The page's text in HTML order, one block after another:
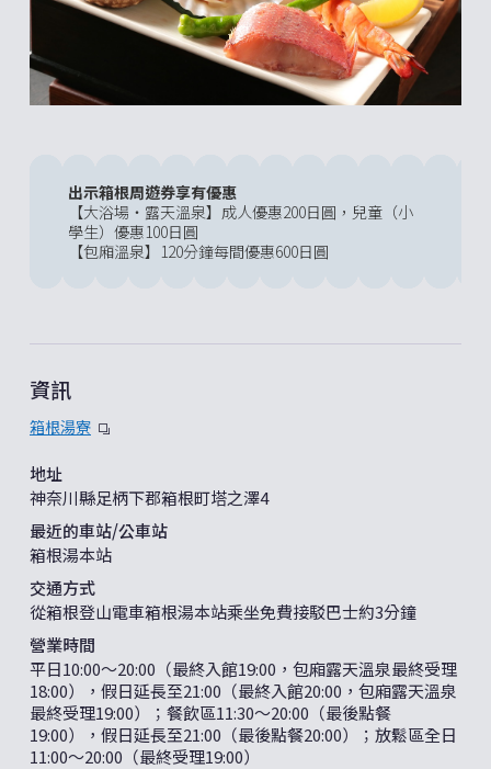
出示箱根周遊券享有優惠
【大浴場・露天溫泉】成人優惠200日圓，兒童（小
學生）優惠100日圓
【包廂溫泉】120分鐘每間優惠600日圓
資訊
箱根湯寮
地址
神奈川縣足柄下郡箱根町塔之澤4
最近的車站/公車站
箱根湯本站
交通方式
從箱根登山電車箱根湯本站乘坐免費接駁巴士約3分鐘
營業時間
平日10:00〜20:00（最終入館19:00，包廂露天溫泉最終受理
18:00），假日延長至21:00（最終入館20:00，包廂露天溫泉
最終受理19:00）；餐飲區11:30〜20:00（最後點餐
19:00），假日延長至21:00（最後點餐20:00）；放鬆區全日
11:00～20:00（最終受理19:00）